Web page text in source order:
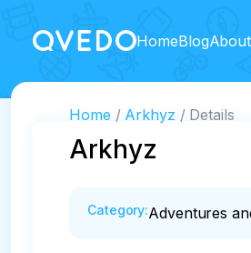
HomeBlogAbout
Home Arkhyz Details
Arkhyz
Category:Adventures